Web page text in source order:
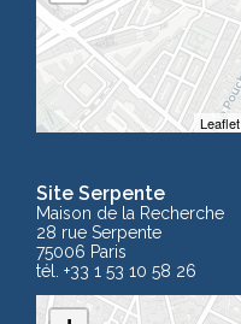
Leaflet
Site Serpente
Maison de la Recherche
28 rue Serpente
75006 Paris
tél. +33 1 53 10 58 26